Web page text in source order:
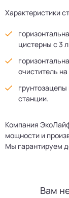
Характеристики
цистерны с 3
очиститель
станции.
Компания
мощности и
Мы гарантируем
Вам